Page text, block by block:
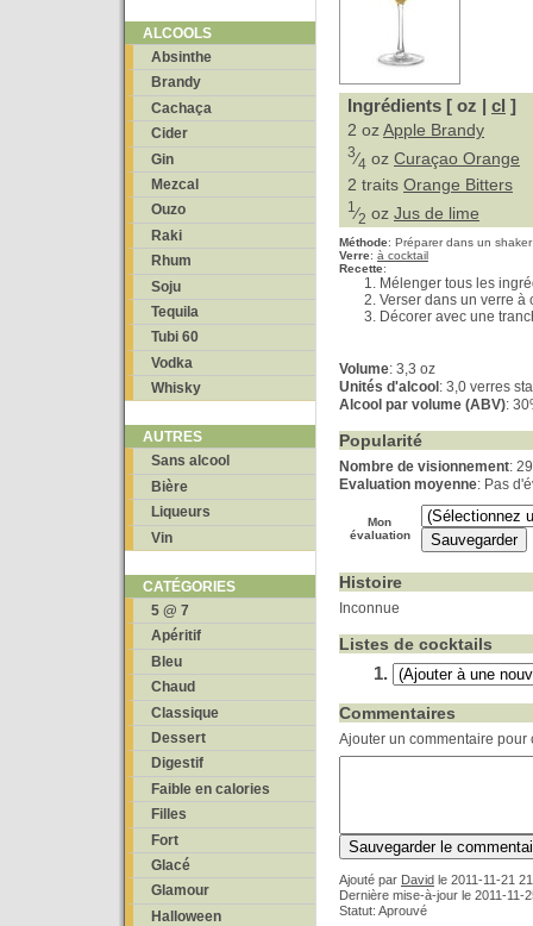
ALCOOLS
Absinthe
Brandy
Cachaça
Cider
Gin
Mezcal
Ouzo
Raki
Rhum
Soju
Tequila
Tubi 60
Vodka
Whisky
AUTRES
Sans alcool
Bière
Liqueurs
Vin
CATÉGORIES
5 @ 7
Apéritif
Bleu
Chaud
Classique
Dessert
Digestif
Faible en calories
Filles
Fort
Glacé
Glamour
Halloween
Ingrédients [ oz | cl ]
2 oz Apple Brandy
3⁄4 oz Curaçao Orange
2 traits Orange Bitters
1 ⁄2 oz Jus de lime
Méthode: Préparer dans un shaker
Verre: à cocktail
Recette:
Mélenger tous les
Verser dans un verre à
Décorer avec une
Volume: 3,3 oz
Unités d'alcool : 3,0 verres
Alcool par volume (ABV):
Popularité
Nombre de visionnement:
Evaluation moyenne: Pas
Mon
évaluation
Histoire
Inconnue
Listes de cocktails
Commentaires
Ajouter un commentaire pour
Ajouté par David le 2011-11-21
Dernière mise-à-jour le 2011-11-
Statut: Aprouvé